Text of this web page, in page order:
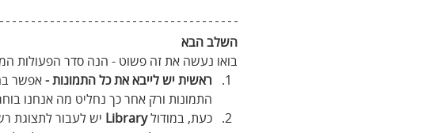
השלב הבא
בואו נעשה את זה פשוט - הנה סדר הפעולות
ראשית יש לייבא את כל התמונות - אפשר
התמונות ורק אחר כך נחליט מה אנחנו
כעת, במודול Library יש לעבור לתצוגת